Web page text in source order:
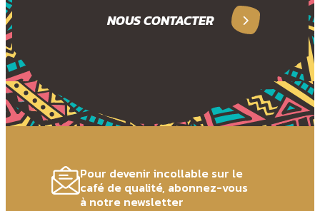
NOUS CONTACTER
Pour devenir incollable sur le
café de qualité, abonnez-vous
à notre newsletter